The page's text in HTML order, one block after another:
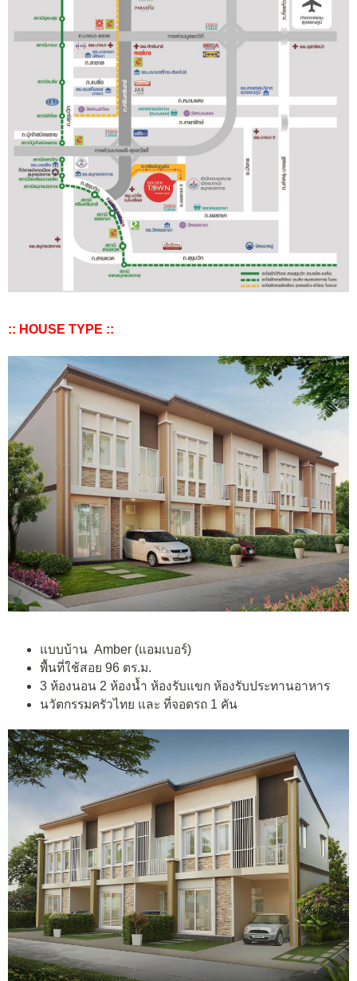
:: HOUSE TYPE ::
แบบบ้าน Amber (แอมเบอร์)
พื้นที่ใช้สอย 96 ตร.ม.
3 ห้องนอน 2 ห้องน้ำ ห้องรับแขก ห้องรับประทานอาหาร
นวัตกรรมครัวไทย และ ที่จอดรถ 1 คัน